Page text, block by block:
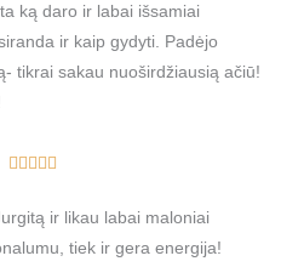
o
u
t
ką daro ir labai išsamiai
ir kaip gydyti. Padėjo
tikrai sakau nuoširdžiausią ačiū!
    
t
e
ir likau labai maloniai
tiek ir gera energija!